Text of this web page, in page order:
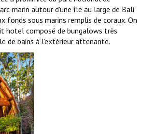
marin autour d’une île au large de Bali
fonds sous marins remplis de coraux. On
hotel composé de bungalows très
de bains à l’extérieur attenante.